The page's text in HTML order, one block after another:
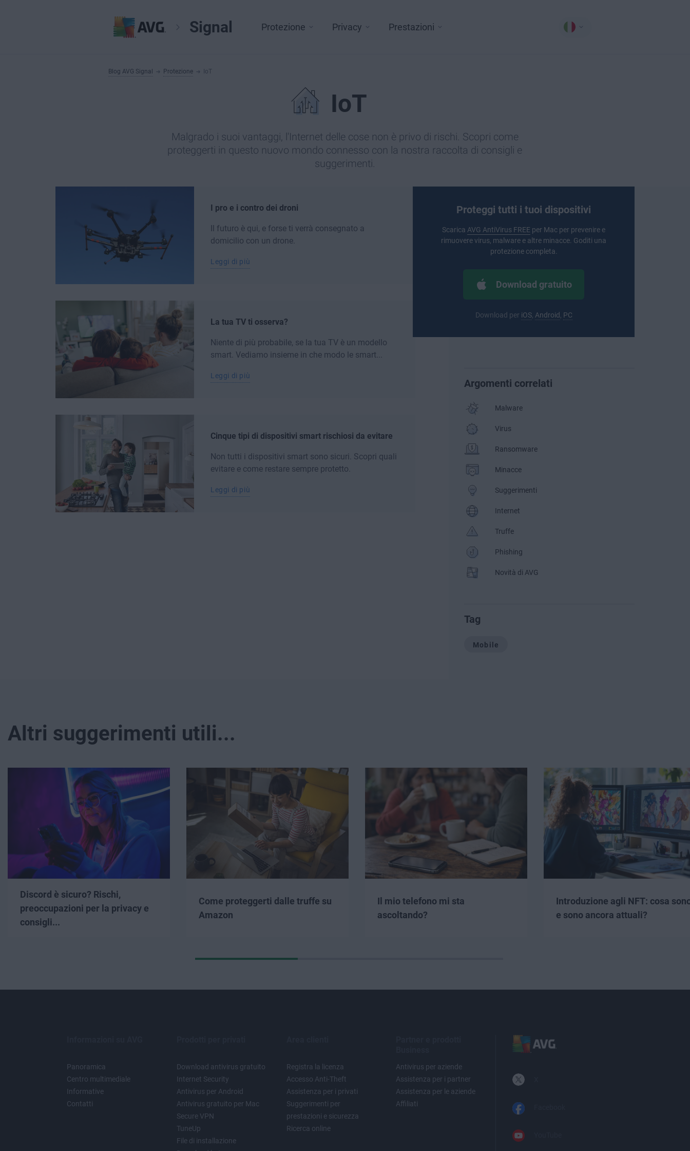
Signal Protezione Privacy Prestazioni
Blog AVG Signal Protezione IoT
IoT
Malgrado i suoi vantaggi, l'Internet delle cose non è privo di rischi. Scopri come
proteggerti in questo nuovo mondo connesso con la nostra raccolta di consigli e
suggerimenti.
I pro e i contro dei droni
Il futuro è qui, e forse ti verrà consegnato a
domicilio con un drone.
Leggi di più
La tua TV ti osserva?
Niente di più probabile, se la tua TV è un modello
smart. Vediamo insieme in che modo le smart...
Leggi di più
Cinque tipi di dispositivi smart rischiosi da evitare
Non tutti i dispositivi smart sono sicuri. Scopri quali
evitare e come restare sempre protetto.
Leggi di più
Proteggi tutti i tuoi dispositivi
Scarica AVG AntiVirus FREE per Mac per prevenire e
rimuovere virus, malware e altre minacce. Goditi una
protezione completa.
Download gratuito
Download per iOS, Android PC
Argomenti correlati
Malware
Virus
Ransomware
Minacce
Suggerimenti
Internet
Truffe
Phishing
Novità di AVG
Tag
Mobile
Altri suggerimenti utili...
Discord è sicuro? Rischi,
preoccupazioni per la privacy e
consigli...
Come proteggerti dalle truffe su
Amazon
Il mio telefono mi sta
ascoltando?
Introduzione agli NFT: cosa
e sono ancora attuali?
Panoramica
Centro multimediale
Informative
Contatti
Download antivirus gratuito
Internet Security
Antivirus per Android
Antivirus gratuito per Mac
Secure VPN
TuneUp
File di installazione
Registra la licenza
Accesso Anti-Theft
Assistenza per i privati
Suggerimenti per
prestazioni e sicurezza
Ricerca online
Antivirus per aziende
Assistenza per i partner
Assistenza per le aziende
Affiliati